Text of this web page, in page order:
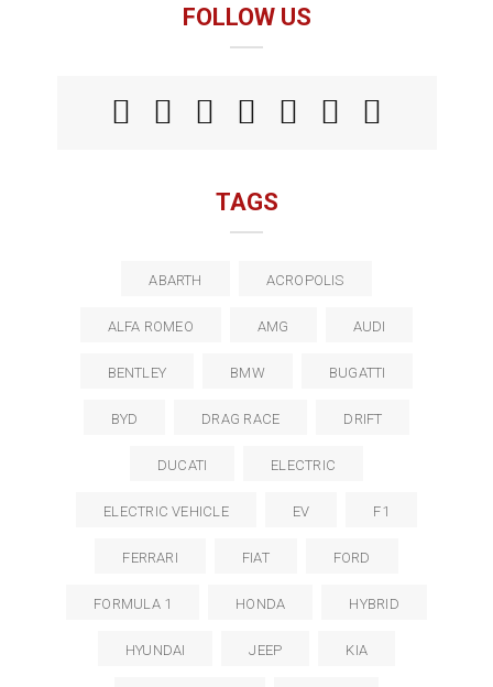
FOLLOW US
TAGS
ABARTH ACROPOLIS
ALFA ROMEO AMG AUDI
BENTLEY BMW BUGATTI
BYD DRAG RACE DRIFT
DUCATI ELECTRIC
ELECTRIC VEHICLE EV F1
FERRARI FIAT FORD
FORMULA 1 HONDA HYBRID
HYUNDAI JEEP KIA